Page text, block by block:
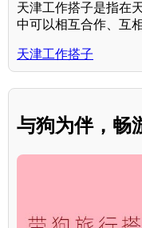
天津工作搭子是指在
中可以相互合作、互
天津工作搭子
与狗为伴，畅